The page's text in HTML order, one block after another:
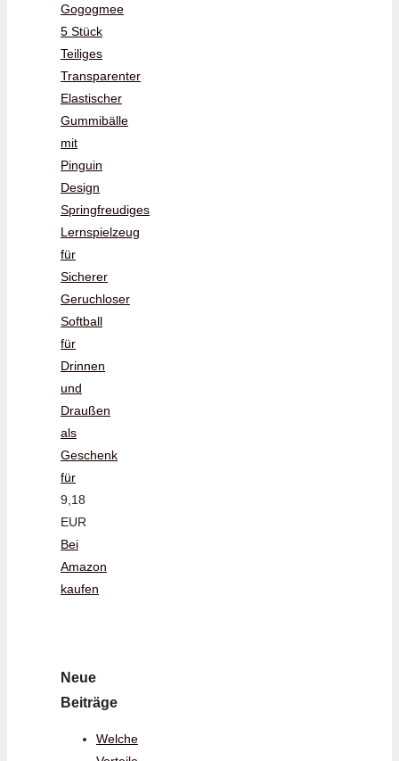
Gogogmee
5 Stück
Teiliges
Transparenter
Elastischer
Gummibälle
mit
Pinguin
Design
Springfreudiges
Lernspielzeug
für
Sicherer
Geruchloser
Softball
für
Drinnen
und
Draußen
als
Geschenk
für
9,18
EUR
Bei
Amazon
kaufen
Neue
Beiträge
Welche